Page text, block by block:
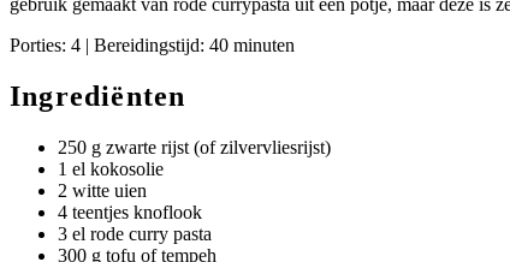
Porties: 4 | Bereidingstijd: 40 minuten
Ingrediënten
250 g zwarte rijst (of zilvervliesrijst)
1 el kokosolie
2 witte uien
4 teentjes knoflook
3 el rode curry pasta
300 g tofu of tempeh